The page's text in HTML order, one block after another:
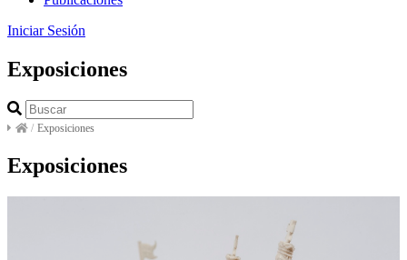
Iniciar Sesión
Exposiciones
/ Exposiciones
Exposiciones